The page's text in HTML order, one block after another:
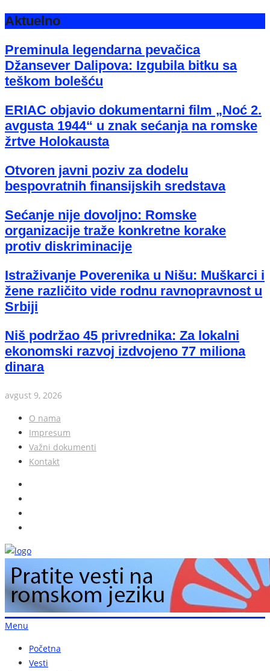
Aktuelno
Preminula legendarna pevačica
Džansever Dalipova: Izgubila bitku sa
teškom bolešću
ERIAC objavio dokumentarni film „Noć 2.
avgusta 1944“ u znak sećanja na romske
žrtve Holokausta
Otvoren javni poziv za dodelu
bespovratnih finansijskih sredstava
Sećanje nije dovoljno: Romske
organizacije traže konkretne korake
protiv diskriminacije
Istraživanje Poverenika u Nišu: Muškarci i
žene različito vide rodnu ravnopravnost u
Srbiji
Niš podržao 45 privrednika: Za lokalni
ekonomski razvoj izdvojeno 77 miliona
dinara
avgust 9, 2026
O nama
Impresum
Važni dokumenti
Kontakt
Menu
Početna
Vesti